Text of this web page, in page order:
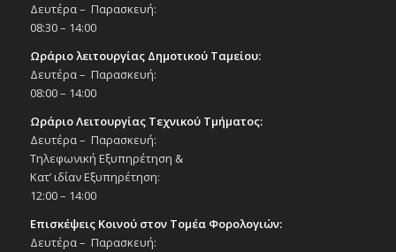
Δευτέρα – Παρασκευή:
08:30 – 14:00
Ωράριο λειτουργίας Δημοτικού Ταμείου:
Δευτέρα – Παρασκευή:
08:00 – 14:00
Ωράριο Λειτουργίας Τεχνικού Τμήματος:
Δευτέρα – Παρασκευή:
Τηλεφωνική Εξυπηρέτηση &
Κατ’ ιδίαν Εξυπηρέτηση:
12:00 – 14:00
Επισκέψεις Κοινού στον Τομέα Φορολογιών:
Δευτέρα – Παρασκευή: